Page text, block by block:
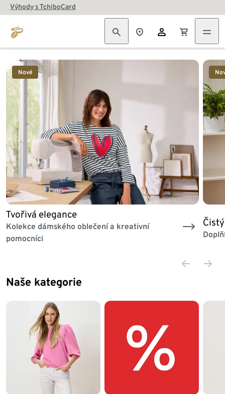
Výhody s TchiboCard
Nové
Tvořivá elegance
Kolekce dámského oblečení a kreativní
pomocníci
Naše kategorie
Konec seznamu